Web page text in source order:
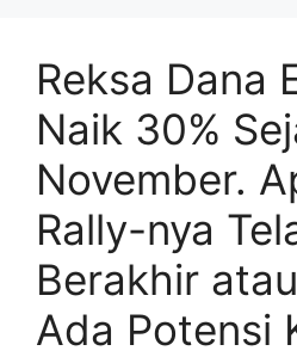
Reksa Dana
Naik 30%
November.
Rally-nya
Berakhir
Ada Potensi